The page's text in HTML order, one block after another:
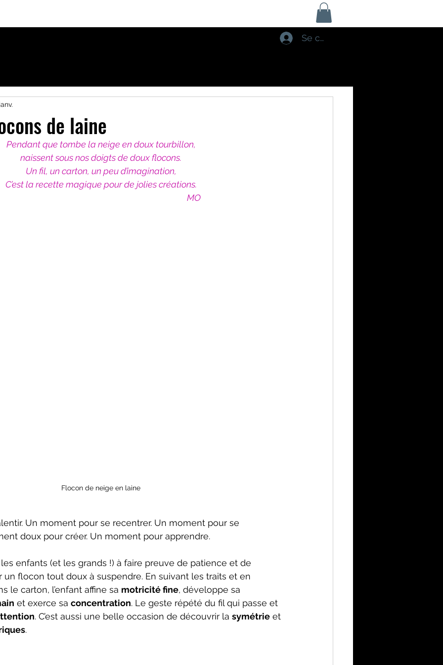
Se connecter
de laine
Pendant que tombe la neige en doux tourbillon,
naissent sous nos doigts de doux flocons.
Un fil, un carton, un peu d’imagination,
C’est la recette magique pour de jolies créations.
                                                                                              MO
Flocon de neige en laine
Un moment pour se recentrer. Un moment pour se
doux pour créer. Un moment pour apprendre.
enfants (et les grands !) à faire preuve de patience et de
un flocon tout doux à suspendre. En suivant les traits et en
le carton, l’enfant affine sa motricité fine, développe sa
et exerce sa concentration. Le geste répété du fil qui passe et
. C’est aussi une belle occasion de découvrir la symétrie et
.